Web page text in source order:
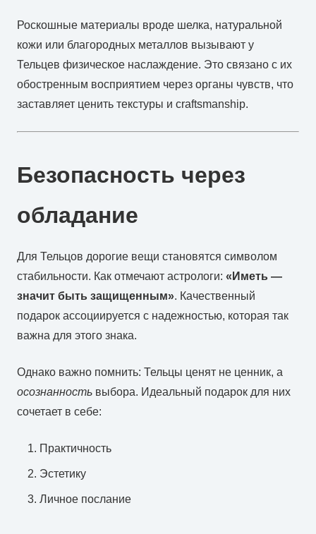
Роскошные материалы вроде шелка, натуральной
кожи или благородных металлов вызывают у
Тельцев физическое наслаждение. Это связано с их
обостренным восприятием через органы чувств, что
заставляет ценить текстуры и craftsmanship.
Безопасность через
обладание
Для Тельцов дорогие вещи становятся символом
стабильности. Как отмечают астрологи: «Иметь —
значит быть защищенным». Качественный
подарок ассоциируется с надежностью, которая так
важна для этого знака.
Однако важно помнить: Тельцы ценят не ценник, а
осознанность выбора. Идеальный подарок для них
сочетает в себе:
Практичность
Эстетику
Личное послание